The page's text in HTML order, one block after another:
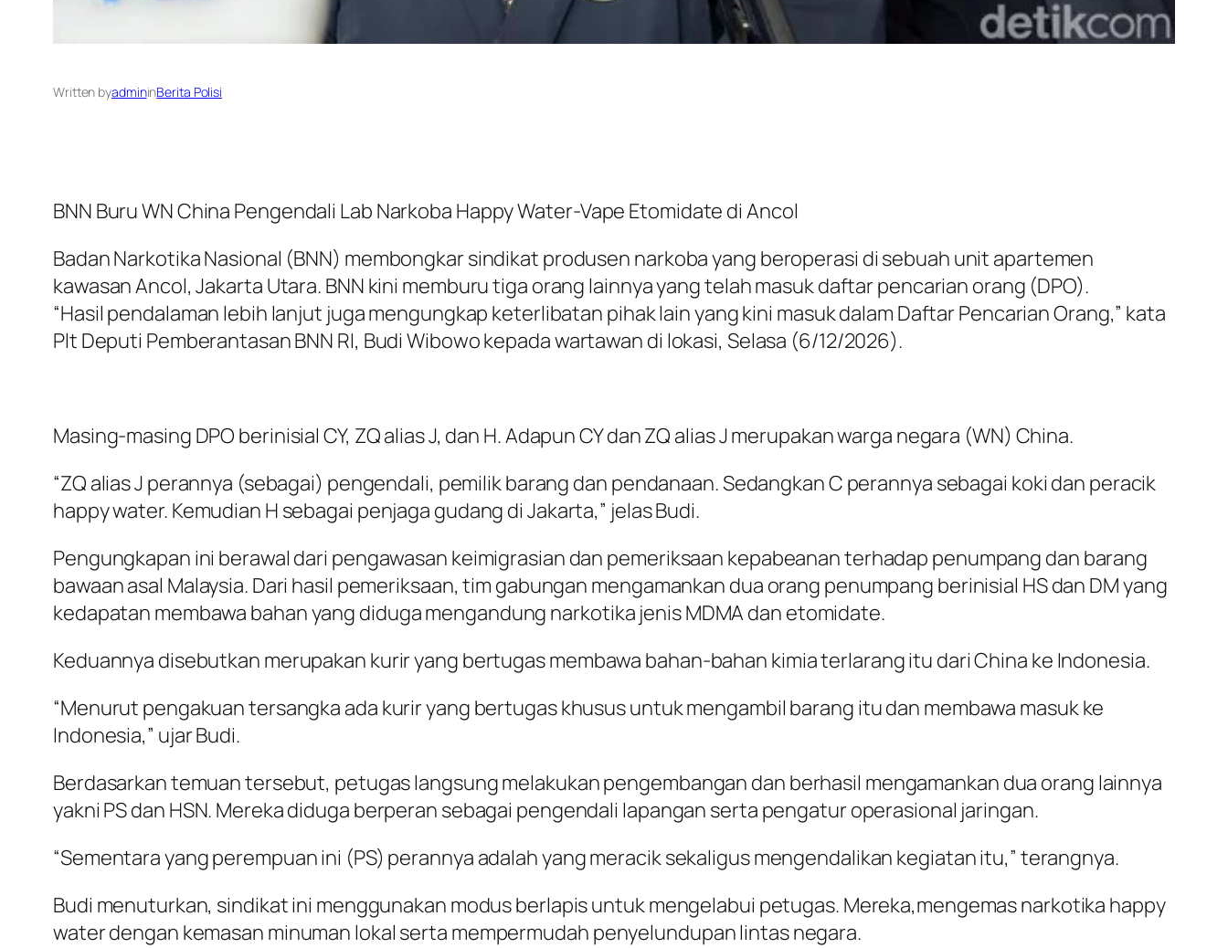
Written byadmininBerita Polisi
BNN Buru WN China Pengendali Lab Narkoba Happy Water-Vape Etomidate di Ancol
Badan Narkotika Nasional (BNN) membongkar sindikat produsen narkoba yang beroperasi di sebuah unit apartemen
kawasan Ancol, Jakarta Utara. BNN kini memburu tiga orang lainnya yang telah masuk daftar pencarian orang (DPO).
“Hasil pendalaman lebih lanjut juga mengungkap keterlibatan pihak lain yang kini masuk dalam Daftar Pencarian Orang,” kata
Plt Deputi Pemberantasan BNN RI, Budi Wibowo kepada wartawan di lokasi, Selasa (6/12/2026).
Masing-masing DPO berinisial CY, ZQ alias J, dan H. Adapun CY dan ZQ alias J merupakan warga negara (WN) China.
“ZQ alias J perannya (sebagai) pengendali, pemilik barang dan pendanaan. Sedangkan C perannya sebagai koki dan peracik
happy water. Kemudian H sebagai penjaga gudang di Jakarta,” jelas Budi.
Pengungkapan ini berawal dari pengawasan keimigrasian dan pemeriksaan kepabeanan terhadap penumpang dan barang
bawaan asal Malaysia. Dari hasil pemeriksaan, tim gabungan mengamankan dua orang penumpang berinisial HS dan DM yang
kedapatan membawa bahan yang diduga mengandung narkotika jenis MDMA dan etomidate.
Keduannya disebutkan merupakan kurir yang bertugas membawa bahan-bahan kimia terlarang itu dari China ke Indonesia.
“Menurut pengakuan tersangka ada kurir yang bertugas khusus untuk mengambil barang itu dan membawa masuk ke
Indonesia,” ujar Budi.
Berdasarkan temuan tersebut, petugas langsung melakukan pengembangan dan berhasil mengamankan dua orang lainnya
yakni PS dan HSN. Mereka diduga berperan sebagai pengendali lapangan serta pengatur operasional jaringan.
“Sementara yang perempuan ini (PS) perannya adalah yang meracik sekaligus mengendalikan kegiatan itu,” terangnya.
Budi menuturkan, sindikat ini menggunakan modus berlapis untuk mengelabui petugas. Mereka,mengemas narkotika happy
water dengan kemasan minuman lokal serta mempermudah penyelundupan lintas negara.